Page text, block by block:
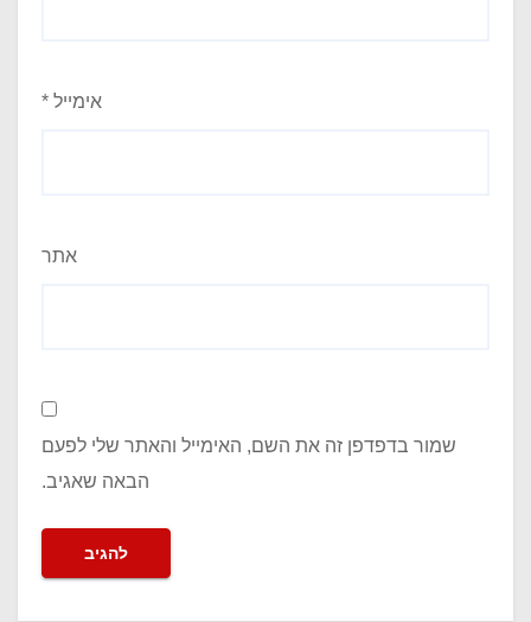
אימייל *
אתר
שמור בדפדפן זה את השם, האימייל והאתר שלי לפעם
הבאה שאגיב.